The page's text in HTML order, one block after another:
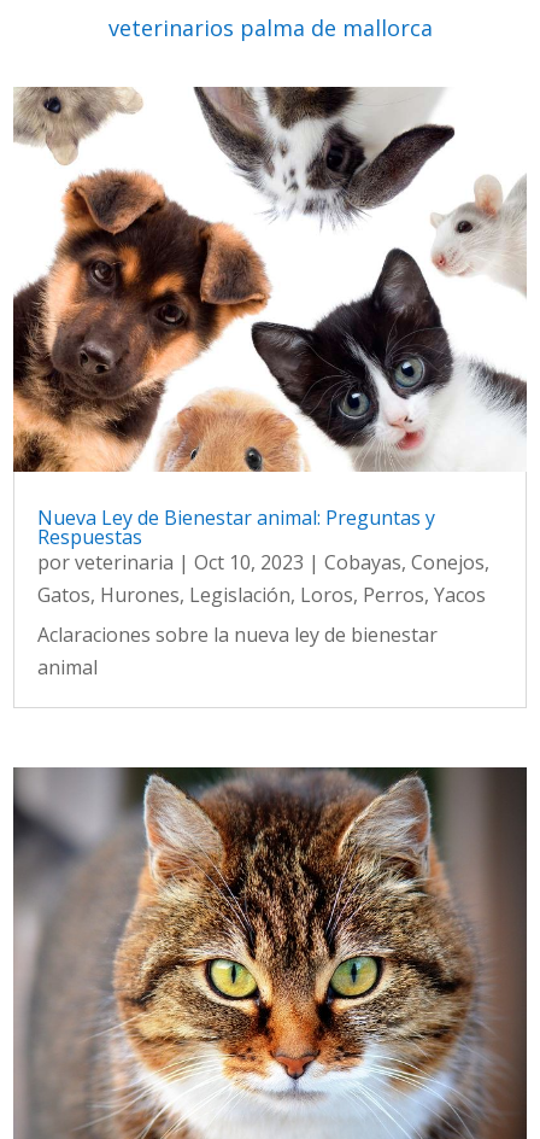
veterinarios palma de mallorca
Nueva Ley de Bienestar animal: Preguntas y
Respuestas
porveterinaria |Oct 10, 2023 |Cobayas,Conejos,
Gatos, Hurones, Legislación, Loros, Perros,Yacos
Aclaraciones sobre la nueva ley de bienestar
animal